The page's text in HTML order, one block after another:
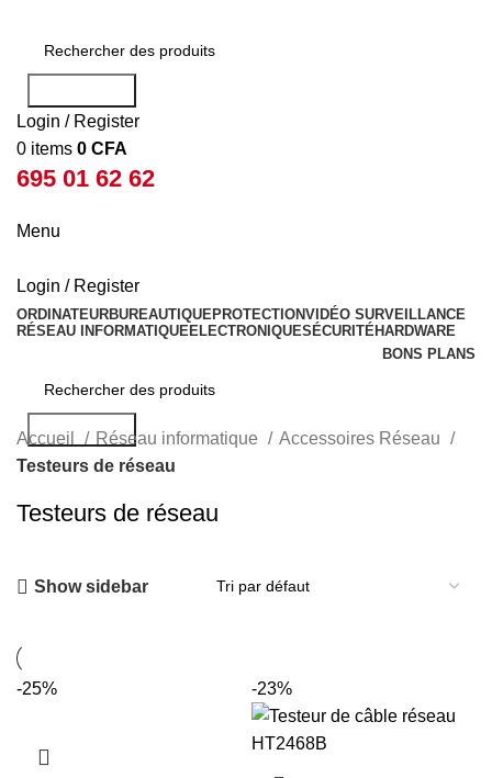
Login / Register
0 items 0 CFA
695 01 62 62
Menu
Login / Register
ORDINATEURBUREAUTIQUEPROTECTIONVIDÉO SURVEILLANCE
RÉSEAU INFORMATIQUEELECTRONIQUESÉCURITÉHARDWARE
BONS PLANS
Rechercher
Accueil Réseau informatique
Accessoires Réseau
Testeurs de réseau
Testeurs de réseau
Show sidebar
-25% -23%